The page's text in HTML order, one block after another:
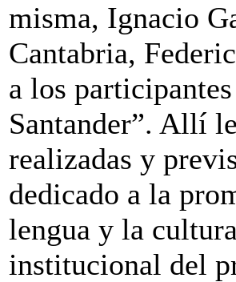
misma, Ignacio
Cantabria,
a los
Santander”. Allí
realizadas y
dedicado a la
lengua y la
institucional del